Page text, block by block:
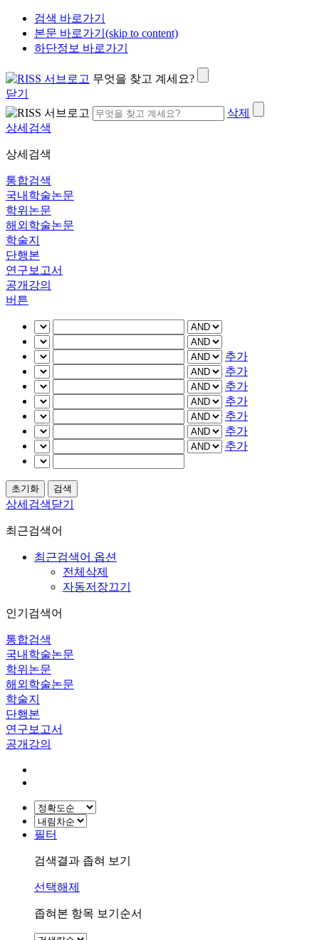
검색 바로가기
본문 바로가기(skip to content)
하단정보 바로가기
무엇을 찾고 계세요?
닫기
삭제
상세검색
상세검색
통합검색
국내학술논문
학위논문
해외학술논문
학술지
단행본
연구보고서
공개강의
버튼
추가
추가
추가
추가
추가
추가
추가
상세검색닫기
최근검색어
최근검색어 옵션
전체삭제
자동저장끄기
인기검색어
통합검색
국내학술논문
학위논문
해외학술논문
학술지
단행본
연구보고서
공개강의
필터
검색결과 좁혀 보기
선택해제
좁혀본 항목 보기순서